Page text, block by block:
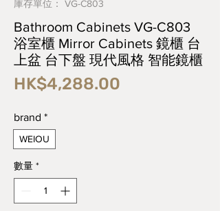
庫存單位： VG-C803
Bathroom Cabinets VG-C803
浴室櫃 Mirror Cabinets 鏡櫃 台
上盆 台下盤 現代風格 智能鏡櫃
HK$4,288.00
brand *
WEIOU
數量 *